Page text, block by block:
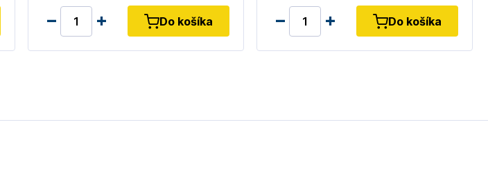
Do košíka Do košíka